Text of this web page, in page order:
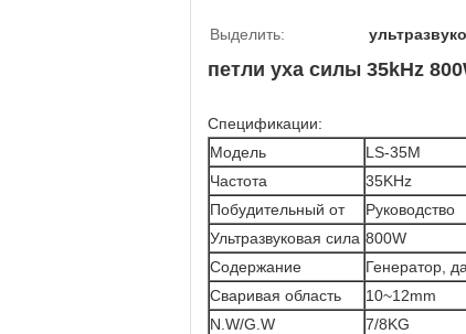
Выделить:
петли уха силы 35kHz
Спецификации:
Модель
LS-35M
Частота
35KHz
Побудительный от
Руководство
Ультразвуковая сила 800W
Содержание
Генератор,
Сваривая область
10~12mm
N.W/G.W
7/8KG